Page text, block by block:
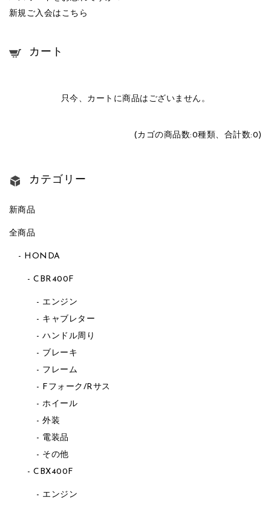
新規ご入会はこちら
カート
只今、カートに商品はございません。
(カゴの商品数:0種類、合計数:0)
カテゴリー
新商品
全商品
HONDA
CBR400F
エンジン
キャブレター
ハンドル周り
ブレーキ
フレーム
Fフォーク/Rサス
ホイール
外装
電装品
その他
CBX400F
エンジン